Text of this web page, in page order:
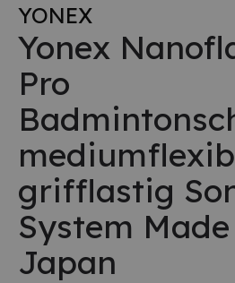
YONEX
Yonex
Pro
grifflastig
System
Japan